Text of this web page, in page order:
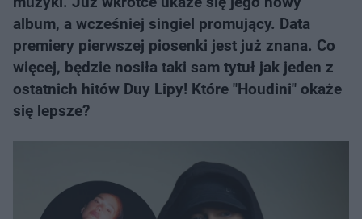
album, a wcześniej singiel promujący. Data
premiery pierwszej piosenki jest już znana. Co
więcej, będzie nosiła taki sam tytuł jak jeden z
ostatnich hitów Duy Lipy! Które "Houdini" okaże
się lepsze?